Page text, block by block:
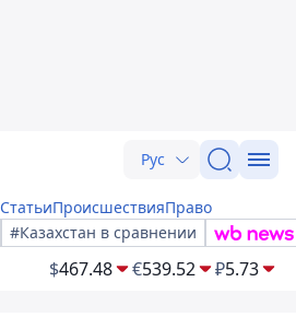
Рус
СтатьиПроисшествияПраво
#Казахстан в сравнении
$467.48 €539.52 ₽5.73